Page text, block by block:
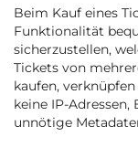
Beim Kauf eines
Funktionalität
sicherzustellen,
Tickets von
kaufen,
keine IP-
unnötige